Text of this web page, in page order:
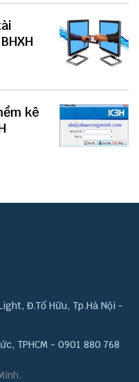
kê
Đ.Tố Hữu, Tp.Hà Nội -
TPHCM - 0901 880 768